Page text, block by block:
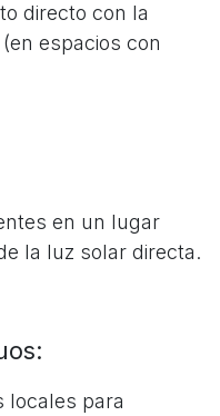
directo con la
espacios con
en un lugar
la luz solar directa.
locales para